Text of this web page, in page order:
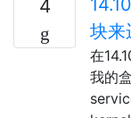
4
块来
在
我的